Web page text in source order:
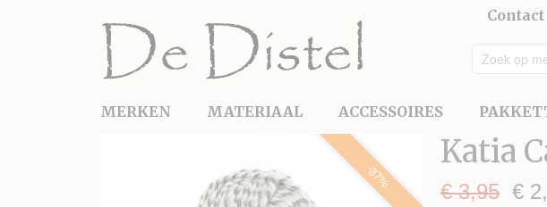
Contact
MERKEN MATERIAAL ACCESSOIRES
-37%
Katia
€ 3,95 €